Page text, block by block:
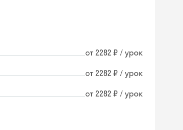
от 2282 ₽ / урок
от 2282 ₽ / урок
от 2282 ₽ / урок